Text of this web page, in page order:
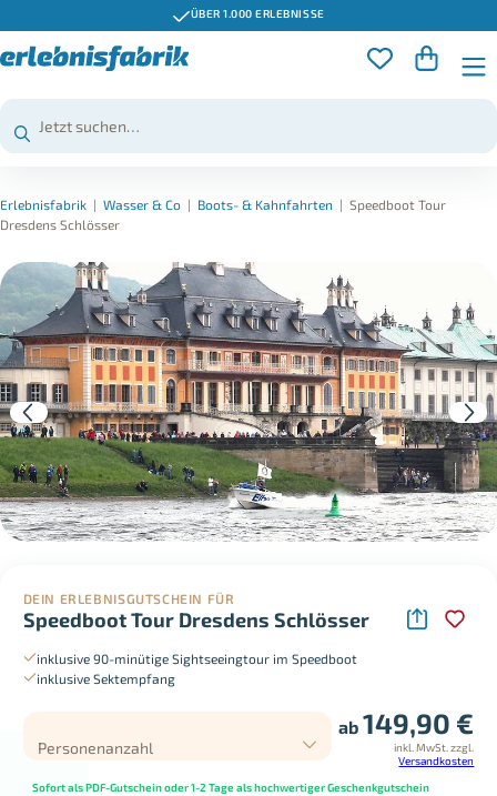
ÜBER 1.000 ERLEBNISSE
Erlebnisfabrik | Wasser & Co | Boots- & Kahnfahrten | Speedboot Tour
Dresdens Schlösser
DEIN ERLEBNISGUTSCHEIN FÜR
Speedboot Tour Dresdens Schlösser
inklusive 90-minütige Sightseeingtour im Speedboot
inklusive Sektempfang
Personenanzahl
ab149,90 €
inkl. MwSt. zzgl.
Versandkosten
Sofort als PDF-Gutschein oder 1-2 Tage als hochwertiger Geschenkgutschein